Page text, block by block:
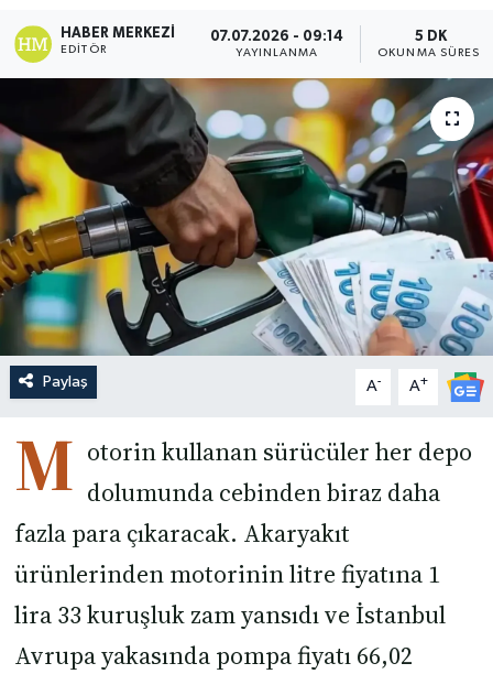
HABER MERKEZI
EDITÖR
07.07.2026 - 09:14
YAYINLANMA
5 DK
OKUNMA SÜRESI
Paylaş A- A+
M otorin kullanan sürücüler her depo
dolumunda cebinden biraz daha
fazla para çıkaracak. Akaryakıt
ürünlerinden motorinin litre fiyatına 1
lira 33 kuruşluk zam yansıdı ve İstanbul
Avrupa yakasında pompa fiyatı 66,02
SAVUNMA